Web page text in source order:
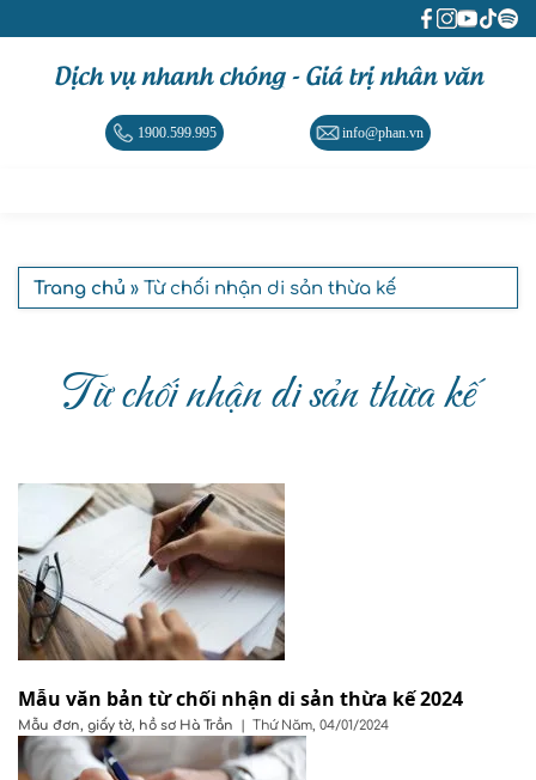
Dịch vụ nhanh chóng - Giá trị nhân văn
1900.599.995 info@phan.vn
Trang chủ » Từ chối nhận di sản thừa kế
Từ chối nhận di sản thừa kế
Mẫu văn bản từ chối nhận di sản thừa kế 2024
Mẫu đơn, giấy tờ, hồ sơ Hà Trần | Thứ Năm, 04/01/2024